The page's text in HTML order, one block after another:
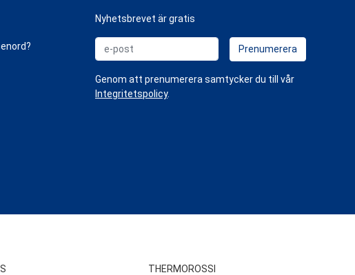
Nyhetsbrevet är gratis
e-post Prenumerera
Genom att prenumerera samtycker du till vår
Integritetspolicy.
THERMOROSSI